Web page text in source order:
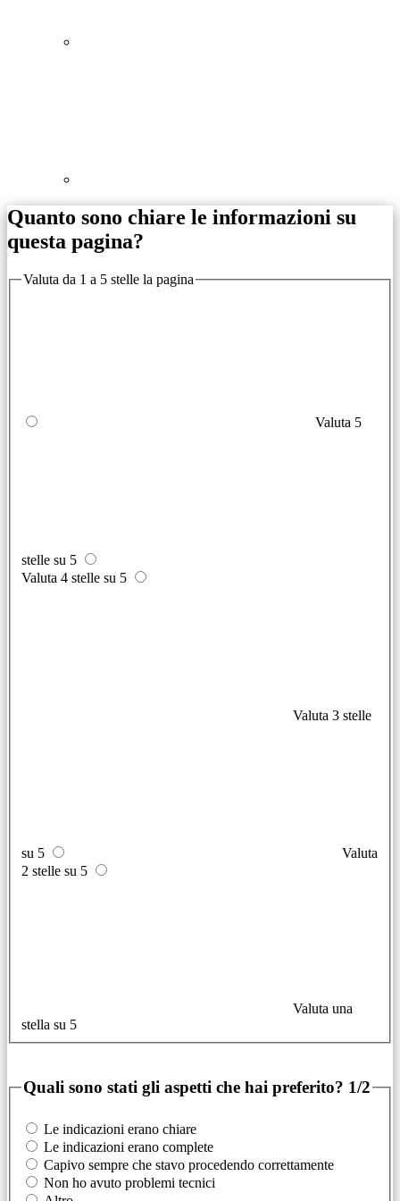
Quanto sono chiare le informazioni su
questa pagina?
Valuta da 1 a 5 stelle la pagina
Valuta 5
stelle su 5
Valuta 4 stelle su 5
Valuta 3 stelle
su 5
Valuta
2 stelle su 5
Valuta una
stella su 5
Quali sono stati gli aspetti che hai preferito? 1/2
Le indicazioni erano chiare
Le indicazioni erano complete
Capivo sempre che stavo procedendo correttamente
Non ho avuto problemi tecnici